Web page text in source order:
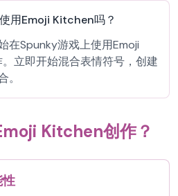
用Emoji Kitchen吗？
在Spunky游戏上使用Emoji
立即开始混合表情符号，创建
。
Kitchen创作？